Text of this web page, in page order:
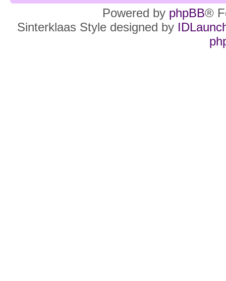
Powered by phpBB®
Sinterklaas Style designed by